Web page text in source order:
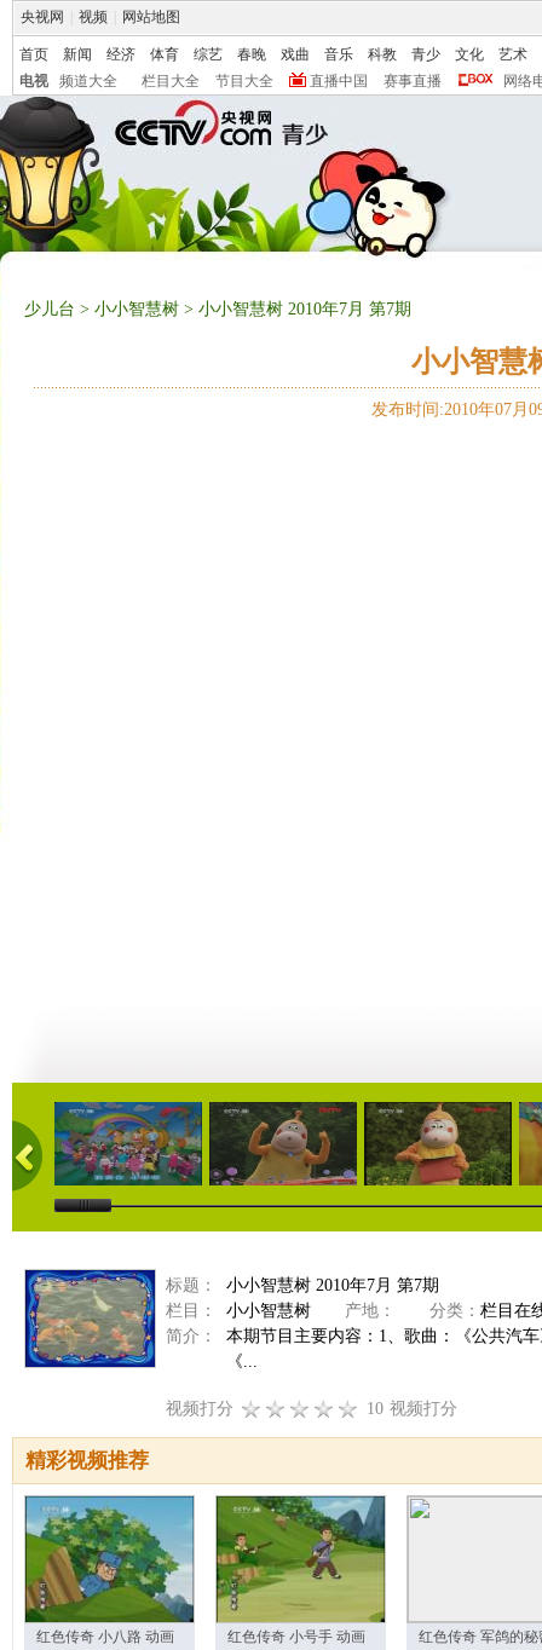
央视网 视频 网站地图
首页 新闻 经济 体育 综艺 春晚 戏曲 音乐 科教 青少 文化
艺术
电视
频道大全 栏目大全 节目大全 直播中国 赛事直播 网络
少儿台 > 小小智慧树 > 小小智慧树 2010年7月 第7期
小小智慧
发布时间:2010年07月
01:02 03:24 01:26
标题：
小小智慧树 2010年7月 第7期
栏目：
小小智慧树 产地： 分类： 栏目在
简介：
本期节目主要内容：1、歌曲：《公共汽
《...
视频打分 10 视频打分
精彩视频推荐
红色传奇 小八路 动画
红色传奇 小号手 动画
红色传奇 军鸽的秘